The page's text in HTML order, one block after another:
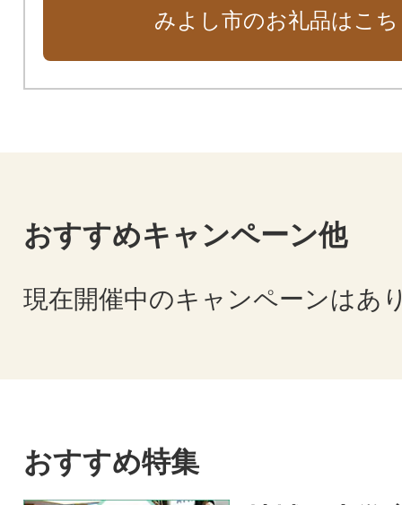
みよし市のお礼品はこ
おすすめキャンペーン他
現在開催中のキャンペーンはあ
おすすめ特集